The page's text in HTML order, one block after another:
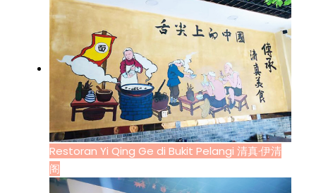
Restoran Yi Qing Ge di Bukit Pelangi 清真·伊清
阁